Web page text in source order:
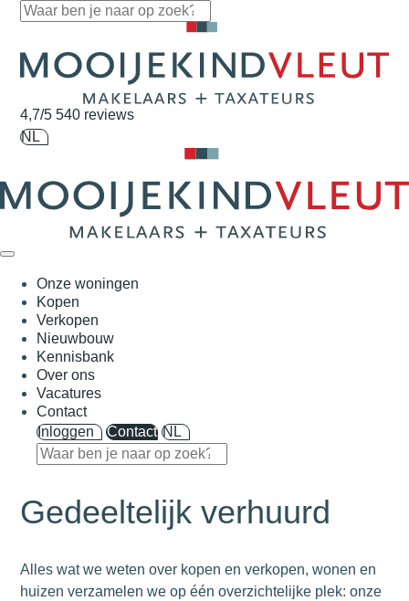
Navigatie overslaan
4,7/5 540 reviews
NL
Onze woningen
Kopen
Verkopen
Nieuwbouw
Kennisbank
Over ons
Vacatures
Contact
Inloggen
Contact NL
Gedeeltelijk verhuurd
Alles wat we weten over kopen en verkopen, wonen en
huizen verzamelen we op één overzichtelijke plek: onze